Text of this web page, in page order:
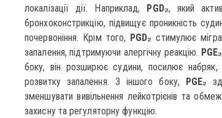
локалізації дії. Наприклад, PGD₂, який
бронхоконстрикцію, підвищує проникність
почервоніння. Крім того, PGD₂ стимулює
запалення, підтримуючи алергічну реакцію. PGE₂
боку, він розширює судини, посилює набряк,
розвитку запалення. З іншого боку, PGE₂
зменшувати вивільнення лейкотрієнів та
захисну та регуляторну функцію.